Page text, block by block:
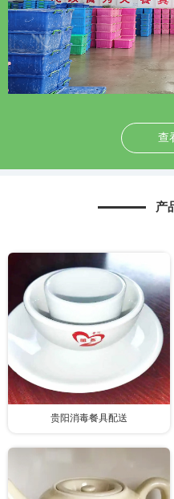
查
产
贵阳消毒餐具配送